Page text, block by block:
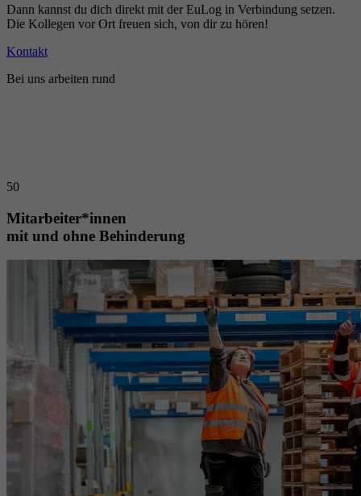
Dann kannst du dich direkt mit der EuLog in Verbindung setzen.
Die Kollegen vor Ort freuen sich, von dir zu hören!
Kontakt
Bei uns arbeiten rund
50
Mitarbeiter*innen
mit und ohne Behinderung